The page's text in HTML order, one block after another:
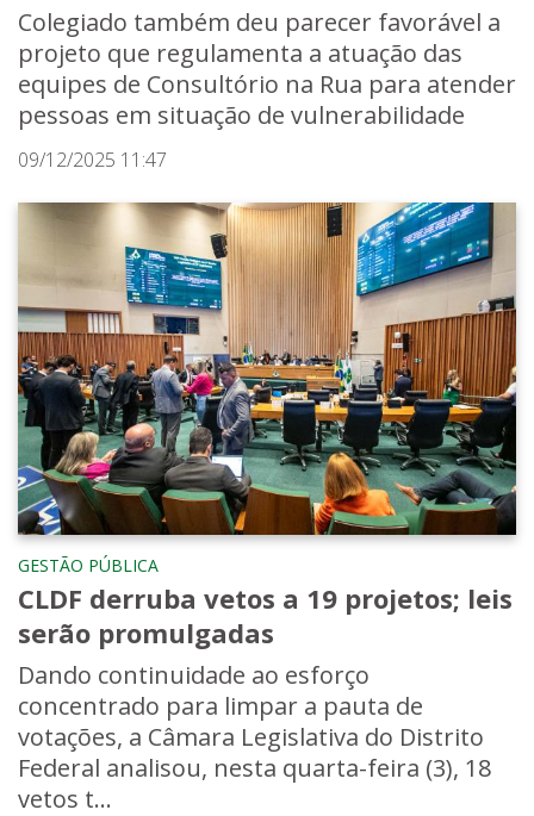
Colegiado também deu parecer favorável a
projeto que regulamenta a atuação das
equipes de Consultório na Rua para atender
pessoas em situação de vulnerabilidade
09/12/2025 11:47
GESTÃO PÚBLICA
CLDF derruba vetos a 19 projetos; leis
serão promulgadas
Dando continuidade ao esforço
concentrado para limpar a pauta de
votações, a Câmara Legislativa do Distrito
Federal analisou, nesta quarta-feira (3), 18
vetos t...